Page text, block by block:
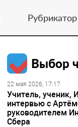
Рубрикатор
Выбор
22 мая 2026, 17:17
Учитель, ученик,
интервью с
руководителем
Сбера